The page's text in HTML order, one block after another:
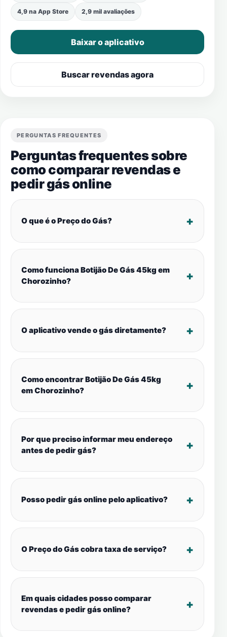
4,9 na App Store 2,9 mil avaliações
Baixar o aplicativo
Buscar revendas agora
PERGUNTAS FREQUENTES
Perguntas frequentes sobre
como comparar revendas e
pedir gás online
O que é o Preço do Gás?
Como funciona Botijão De Gás 45kg em
Chorozinho?
O aplicativo vende o gás diretamente?
Como encontrar Botijão De Gás 45kg
em Chorozinho?
Por que preciso informar meu endereço
antes de pedir gás?
Posso pedir gás online pelo aplicativo?
O Preço do Gás cobra taxa de serviço?
Em quais cidades posso comparar
revendas e pedir gás online?